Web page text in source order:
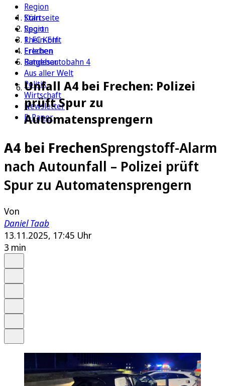
Region
Köln
Sport
1. FC Köln
Erleben
Ratgeber
Aus aller Welt
Politik
Wirtschaft
Newsletter
E-Paper
Startseite
Region
Rhein-Erft
Frechen
Bundesautobahn 4
Unfall A4 bei Frechen: Polizei
prüft Spur zu
Automatensprengern
A4 bei FrechenSprengstoff-Alarm
nach Autounfall – Polizei prüft
Spur zu Automatensprengern
Von
Daniel Taab
13.11.2025, 17:45 Uhr
3 min